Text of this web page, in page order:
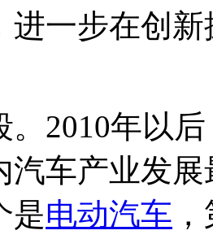
进一步在创
。2010年以
汽车产业发
是电动汽车